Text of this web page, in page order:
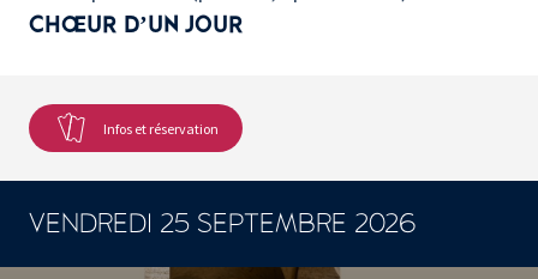
CHŒUR D’UN JOUR
Infos et réservation
VENDREDI 25 SEPTEMBRE 2026